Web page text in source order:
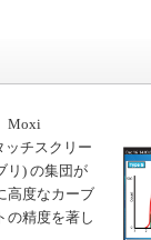
Moxi
ッチスクリー
リ) の集団が
高度なカーブ
の精度を著し